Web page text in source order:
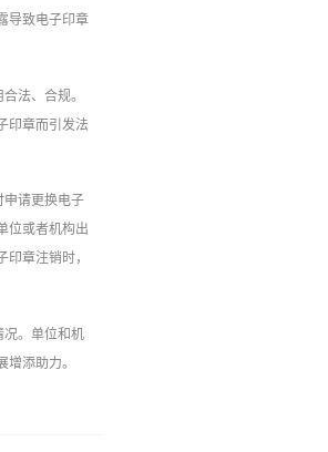
导致电子印章
法、合规。
印章而引发法
申请更换电子
位或者机构出
章注销时，
况。单位和机
添助力。‍